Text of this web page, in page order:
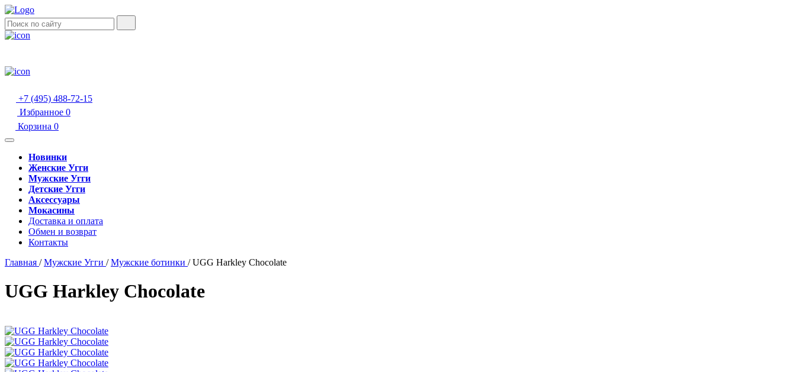
+7 (495) 488-72-15
Избранное 0
Корзина 0
Новинки
Женские Угги
Мужские Угги
Детские Угги
Аксессуары
Мокасины
Доставка и оплата
Обмен и возврат
Контакты
Главная / Мужские Угги / Мужские ботинки / UGG Harkley Chocolate
UGG Harkley Chocolate